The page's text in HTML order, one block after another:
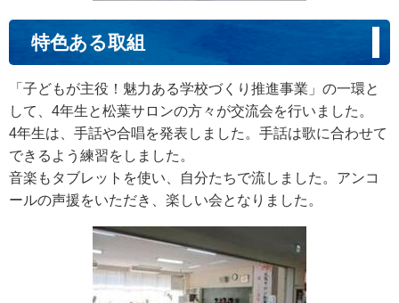
特色ある取組
「子どもが主役！魅力ある学校づくり推進事業」の一環と
して、4年生と松葉サロンの方々が交流会を行いました。
4年生は、手話や合唱を発表しました。手話は歌に合わせて
できるよう練習をしました。
音楽もタブレットを使い、自分たちで流しました。アンコ
ールの声援をいただき、楽しい会となりました。